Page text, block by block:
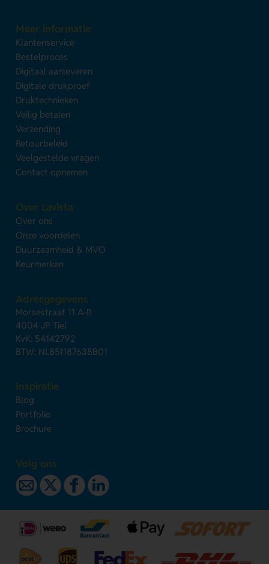
Meer informatie
Klantenservice
Bestelproces
Digitaal aanleveren
Digitale drukproef
Druktechnieken
Veilig betalen
Verzending
Retourbeleid
Veelgestelde vragen
Contact opnemen
Over Lavista
Over ons
Onze voordelen
Duurzaamheid & MVO
Keurmerken
Adresgegevens
Morsestraat 11 A-B
4004 JP Tiel
KvK: 54142792
BTW: NL851187638B01
Inspiratie
Blog
Portfolio
Brochure
Volg ons